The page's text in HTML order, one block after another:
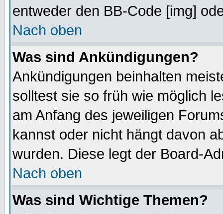
entweder den BB-Code [img]
Nach oben
Was sind Ankündigungen?
Ankündigungen beinhalten
solltest sie so früh wie möglich
am Anfang des jeweiligen
kannst oder nicht hängt davon
wurden. Diese legt der Board-
Nach oben
Was sind Wichtige Themen?